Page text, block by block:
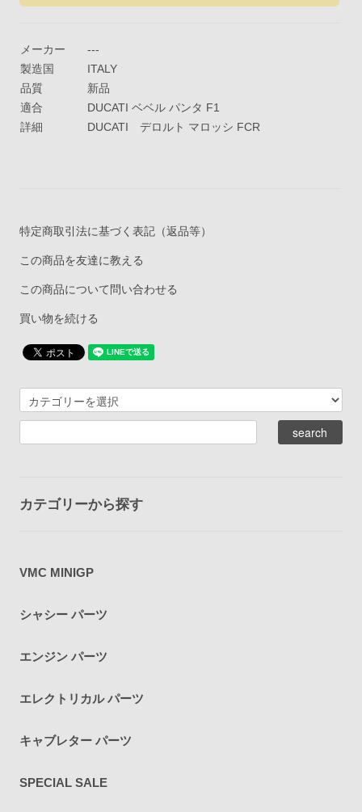
メーカー
---
製造国
ITALY
品質
新品
適合
DUCATI ベベル パンタ F1
詳細
DUCATI デロルト マロッシ FCR
特定商取引法に基づく表記（返品等）
この商品を友達に教える
この商品について問い合わせる
買い物を続ける
カテゴリーから探す
VMC MINIGP
シャシー パーツ
エンジン パーツ
エレクトリカル パーツ
キャブレター パーツ
SPECIAL SALE